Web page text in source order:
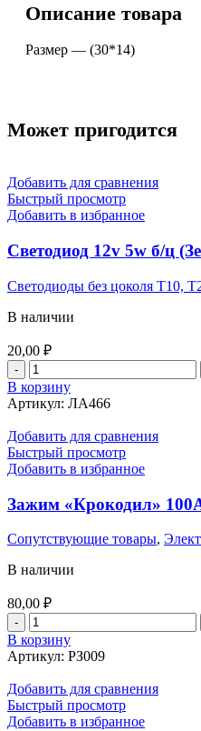
Описание товара
Размер — (30*14)
Может пригодится
Добавить для сравнения
Быстрый просмотр
Добавить в избранное
Светодиод 12v 5w б/ц
Светодиоды без цоколя T10,
В наличии
20,00 ₽
Количество
товара
Светодиод
12v
5w
б/
ц
SMD
В корзину
Артикул: ЛА466
Добавить для сравнения
Быстрый просмотр
Добавить в избранное
Зажим «Крокодил»
Сопутствующие товары,
В наличии
80,00 ₽
Количество
товара
Зажим
"Крокодил"
100А
БОЛЬШОЙ
В корзину
Артикул: РЗ009
Добавить для сравнения
Быстрый просмотр
Добавить в избранное